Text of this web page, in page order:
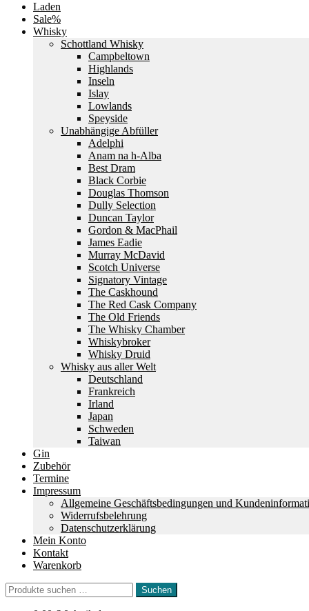
Laden
Sale%
Whisky
Schottland Whisky
Campbeltown
Highlands
Inseln
Islay
Lowlands
Speyside
Unabhängige Abfüller
Adelphi
Anam na h-Alba
Best Dram
Black Corbie
Douglas Thomson
Dully Selection
Duncan Taylor
Gordon & MacPhail
James Eadie
Murray McDavid
Scotch Universe
Signatory Vintage
The Caskhound
The Red Cask Company
The Old Friends
The Whisky Chamber
Whiskybroker
Whisky Druid
Whisky aus aller Welt
Deutschland
Frankreich
Irland
Japan
Schweden
Taiwan
Gin
Zubehör
Termine
Impressum
Allgemeine Geschäftsbedingungen und
Widerrufsbelehrung
Datenschutzerklärung
Mein Konto
Kontakt
Warenkorb
Suchen
nach:
Suchen